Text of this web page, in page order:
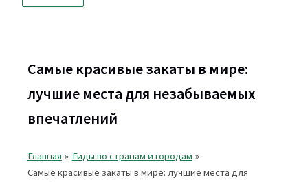
Самые красивые закаты в мире:
лучшие места для незабываемых
впечатлений
Главная
Гиды по странам и городам
Самые красивые закаты в мире: лучшие места для